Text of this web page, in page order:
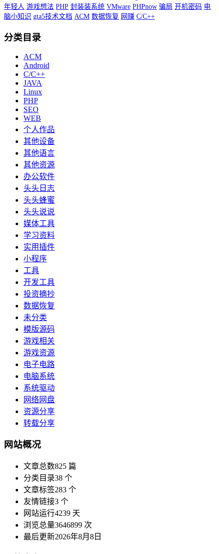
年轻人 游戏想法 PHP 封装装系统 VMware PHPnow 骗局 开机密码 电
脑小知识 gta5技术文档 ACM 数据恢复 网赚 C/C++
分类目录
ACM
Android
C/C++
JAVA
Linux
PHP
SEO
WEB
个人作品
其他设备
其他语言
其他资源
办公软件
头头日志
头头蜂蜜
头头说说
媒体工具
学习资料
实用插件
小程序
工具
开发工具
投资摘抄
数据恢复
未分类
模版源码
游戏相关
游戏资源
电子电路
电脑系统
系统驱动
网络网盘
资源分享
转载分享
网站概况
文章总数825 篇
分类目录38 个
文章标签283 个
友情链接3 个
网站运行4239 天
浏览总量3646899 次
最后更新2026年8月8日